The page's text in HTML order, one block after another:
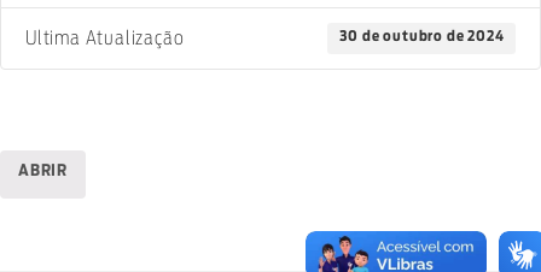
Ultima Atualização 30 de outubro de 2024
ABRIR